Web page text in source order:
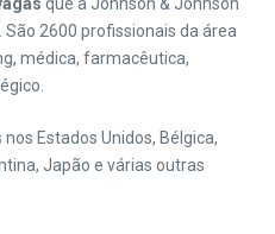
2600 profissionais da área
médica, farmacêutica,
Estados Unidos, Bélgica,
Japão e várias outras